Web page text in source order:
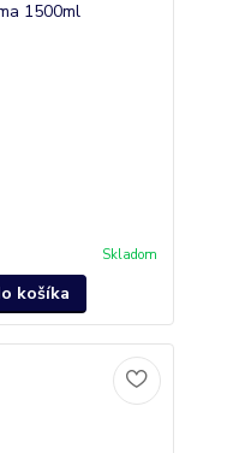
Skladom
košíka